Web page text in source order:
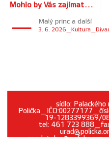
Mohlo by Vás zajímat...
Malý princ a další
3. 6.
sídlo: Palackého
19-1283399369/
tel: 461 723